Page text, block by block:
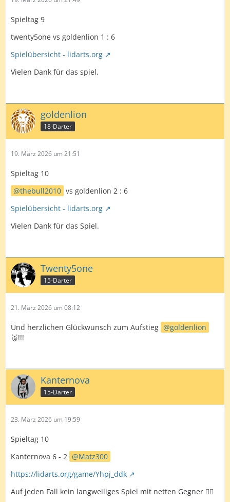
Drago
Spieltag 9
twenty5one vs goldenlion 1 : 6
Spielübersicht - lidarts.org
Vielen Dank für das spiel.
goldenlion
18-Darter
19. März 2026 um 21:51
Spieltag 10
thebull2010 vs goldenlion 2 : 6
Spielübersicht - lidarts.org
Vielen Dank für das Spiel.
Twenty5one
15-Darter
21. März 2026 um 08:12
Und herzlichen Glückwunsch zum Aufstieg
goldenlion
🥈!!!
Kanternova
15-Darter
23. März 2026 um 19:59
Spieltag 10
Kanternova 6 - 2
Matz300
https://lidarts.org/game/Yhpj_ddk
Auf jeden Fall kein langweiliges Spiel mit netten Gegner 👍🏻